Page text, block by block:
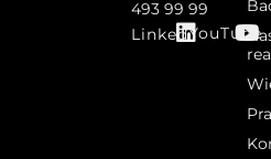
493 99 99
LinkedYouTube